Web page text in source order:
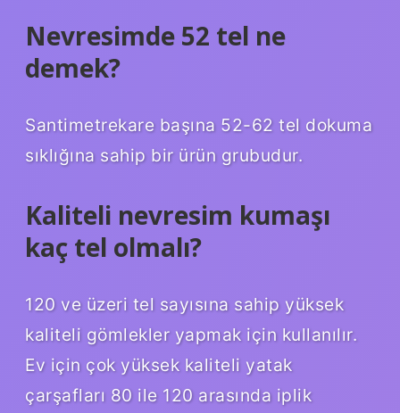
Nevresimde 52 tel ne
demek?
Santimetrekare başına 52-62 tel dokuma
sıklığına sahip bir ürün grubudur.
Kaliteli nevresim kumaşı
kaç tel olmalı?
120 ve üzeri tel sayısına sahip yüksek
kaliteli gömlekler yapmak için kullanılır.
Ev için çok yüksek kaliteli yatak
çarşafları 80 ile 120 arasında iplik